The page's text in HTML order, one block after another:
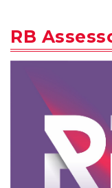
RB